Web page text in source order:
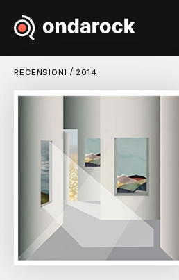
RECENSIONI / 2014